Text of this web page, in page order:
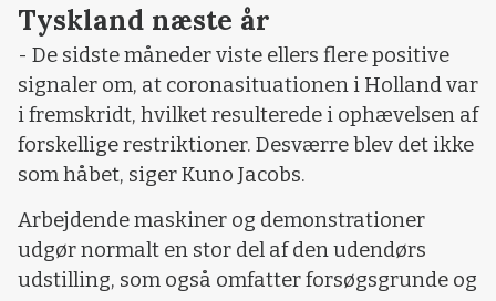
Tyskland næste år
- De sidste måneder viste ellers flere positive
signaler om, at coronasituationen i Holland var
i fremskridt, hvilket resulterede i ophævelsen af
forskellige restriktioner. Desværre blev det ikke
som håbet, siger Kuno Jacobs.
Arbejdende maskiner og demonstrationer
udgør normalt en stor del af den udendørs
udstilling, som også omfatter forsøgsgrunde og